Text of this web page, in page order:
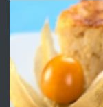
ПРЕДЛАГА